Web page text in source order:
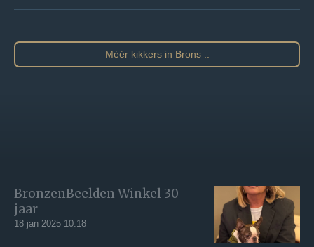
Méér kikkers in Brons ..
BronzenBeelden Winkel 30
jaar
18 jan 2025 10:18